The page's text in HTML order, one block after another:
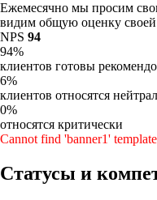
Ежемесячно мы просим
видим общую оценку
NPS 94
94%
клиентов готовы
6%
клиентов относятся
0%
относятся критически
Cannot find 'banner1'
Статусы и